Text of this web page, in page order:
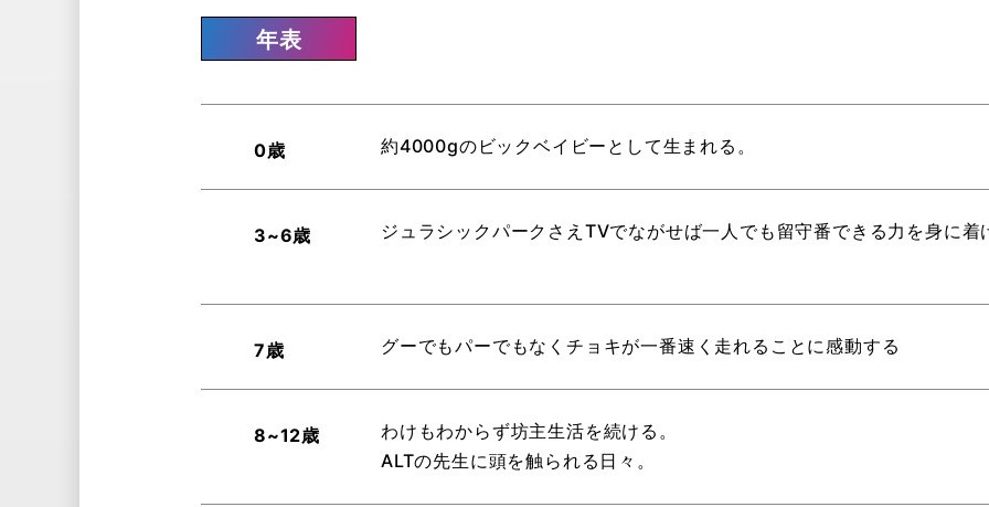
年表
0歳 約4000gのビックベイビーとして生まれる。
3~6歳 ジュラシックパークさえTVでながせば一人でも留守番できる力を身に着
7歳 グーでもパーでもなくチョキが一番速く走れることに感動する
8~12歳
わけもわからず坊主生活を続ける。
ALTの先生に頭を触られる日々。